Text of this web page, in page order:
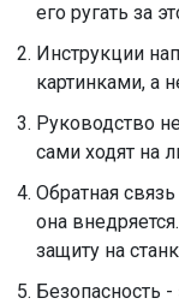
его ругать за
Инструкции
картинками, а
Руководство
сами ходят на
Обратная
она
защиту на
Безопасность